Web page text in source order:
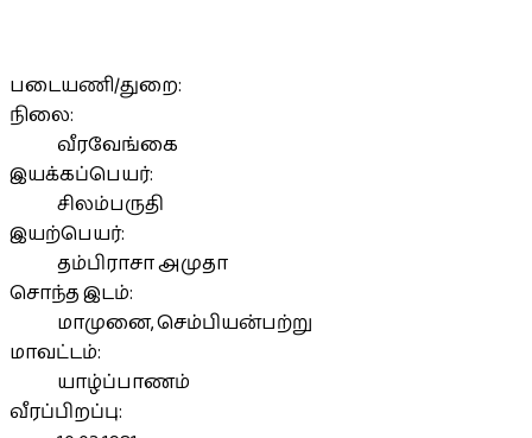
படையணி/துறை:
நிலை:
வீரவேங்கை
இயக்கப்பெயர்:
சிலம்பருதி
இயற்பெயர்:
தம்பிராசா அமுதா
சொந்த இடம்:
மாமுனை, செம்பியன்பற்று
மாவட்டம்:
யாழ்ப்பாணம்
வீரப்பிறப்பு: